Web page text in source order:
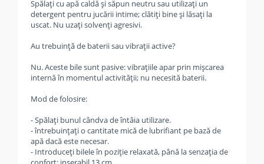
Spălați cu apă caldă și săpun neutru sau utilizați un
detergent pentru jucării intime; clătiți bine și lăsați la
uscat. Nu uzați solvenți agresivi.
Au trebuință de baterii sau vibrații active?
Nu. Aceste bile sunt pasive: vibrațiile apar prin mișcarea
internă în momentul activității; nu necesită baterii.
Mod de folosire:
- Spălați bunul cândva de întâia utilizare.
- întrebuințați o cantitate mică de lubrifiant pe bază de
apă dacă este necesar.
- Introduceți bilele în poziție relaxată, până la senzația de